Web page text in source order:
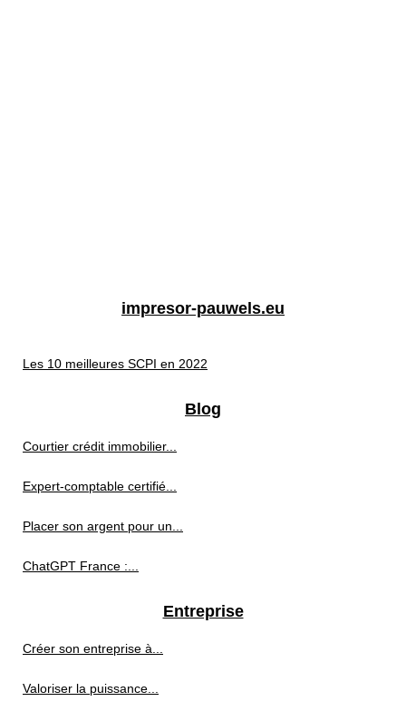
impresor-pauwels.eu
Les 10 meilleures SCPI en 2022
Blog
Courtier crédit immobilier...
Expert-comptable certifié...
Placer son argent pour un...
ChatGPT France :...
Entreprise
Créer son entreprise à...
Valoriser la puissance...